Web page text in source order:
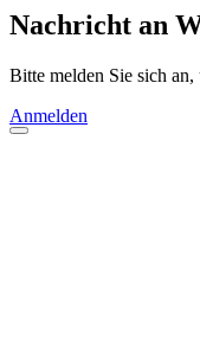
Nachricht an
Bitte melden Sie sich
Anmelden